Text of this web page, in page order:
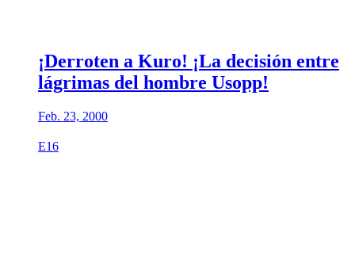
¡Derroten a Kuro! ¡La decisión entre
lágrimas del hombre Usopp!
Feb. 23, 2000
E16